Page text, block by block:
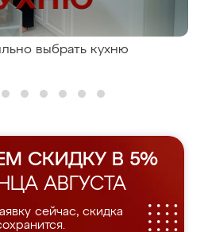
выбрать кухню
СКИДКУ В 5%
АВГУСТА
сейчас, скидка